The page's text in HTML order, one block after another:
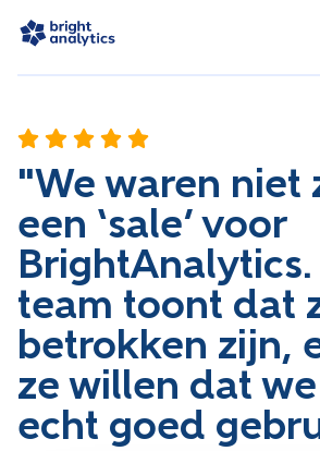
"We waren niet
een ‘sale’ voor
BrightAnalytics.
team toont dat
betrokken zijn,
ze willen dat
echt goed